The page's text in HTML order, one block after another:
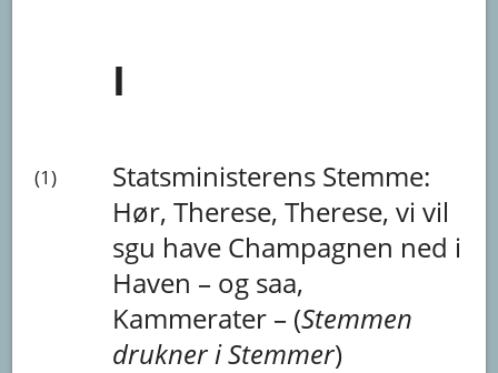
I
(1)
Statsministerens Stemme:
Hør,Therese,Therese,vivil
sgu have Champagnen ned i
Haven – og saa,
Kammerater – (Stemmen
drukneriStemmer)